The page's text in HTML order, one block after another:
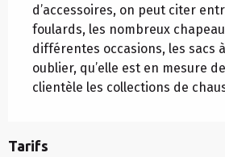
d’accessoires, on peut citer
foulards, les nombreux
différentes occasions, les sacs
oublier, qu’elle est en mesure
clientèle les collections de
Tarifs